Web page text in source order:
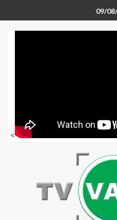
09/
<